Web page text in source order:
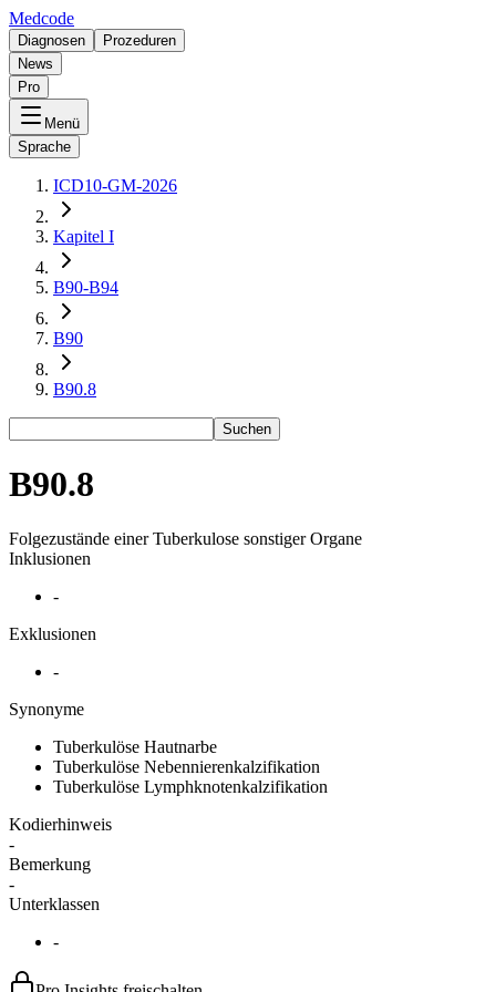
Medcode
Diagnosen
Prozeduren
News
Pro
Menü
Sprache
ICD10-GM-2026
Kapitel I
B90-B94
B90
B90.8
Suchen
B90.8
Folgezustände einer Tuberkulose sonstiger Organe
Inklusionen
-
Exklusionen
-
Synonyme
Tuberkulöse Hautnarbe
Tuberkulöse Nebennierenkalzifikation
Tuberkulöse Lymphknotenkalzifikation
Kodierhinweis
-
Bemerkung
-
Unterklassen
-